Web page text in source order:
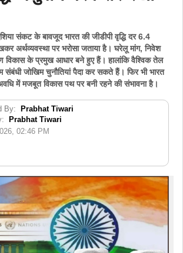
संकट के बावजूद भारत की जीडीपी वृद्धि दर 6.4
अर्थव्यवस्था पर भरोसा जताया है। घरेलू मांग, निवेश
विकास के प्रमुख आधार बने हुए हैं। हालांकि वैश्विक तेल
संबंधी जोखिम चुनौतियां पैदा कर सकते हैं। फिर भी भारत
में मजबूत विकास पथ पर बनी रहने की संभावना है।
By:
Prabhat Tiwari
Prabhat Tiwari
02:46 PM